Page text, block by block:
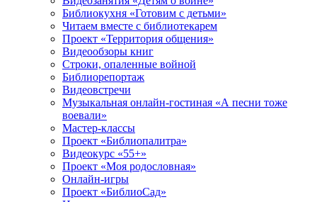
Библиокухня «Готовим с детьми»
Читаем вместе с библиотекарем
Проект «Территория общения»
Видеообзоры книг
Строки, опаленные войной
Библиорепортаж
Видеовстречи
Музыкальная онлайн-гостиная «А песни тоже
воевали»
Мастер-классы
Проект «Библиопалитра»
Видеокурс «55+»
Проект «Моя родословная»
Онлайн-игры
Проект «БиблиоСад»